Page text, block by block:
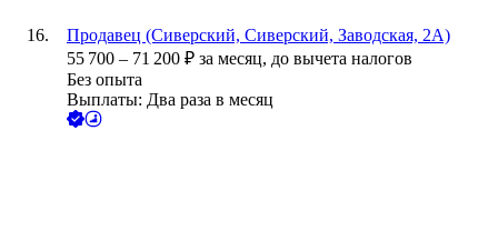
Продавец (Сиверский, Сиверский, Заводская, 2А)
55 700 – 71 200 ₽ за месяц, до вычета налогов
Без опыта
Выплаты: Два раза в месяц